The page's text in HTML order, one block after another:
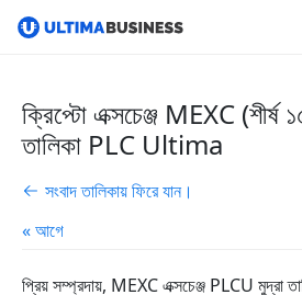
ক্রিপ্টো এক্সচেঞ্জ MEXC (শীর্ষ
তালিকা PLC Ultima
সংবাদ তালিকায় ফিরে যান।
« আগে
প্রিয় সম্প্রদায়, MEXC এক্সচেঞ্জ PLCU মুদ্রা